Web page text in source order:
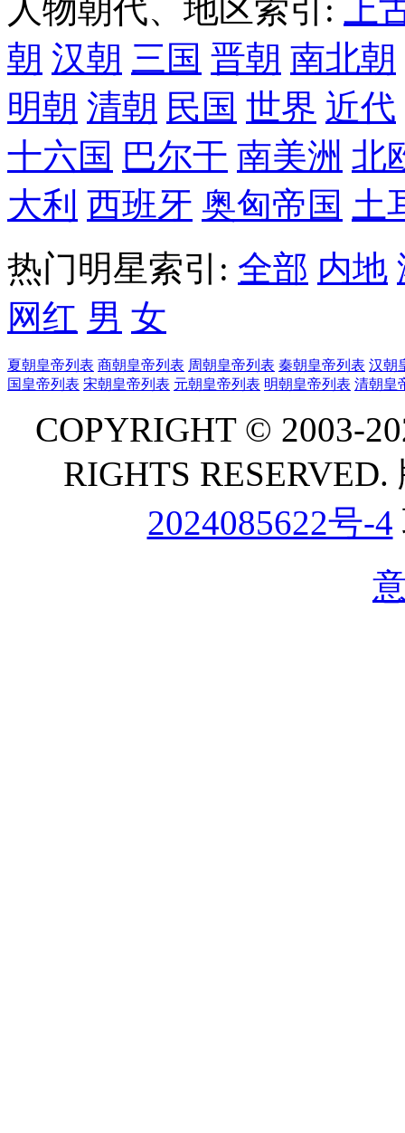
人物朝代、地区索引:
上
朝 汉朝 三国 晋朝 南北朝
明朝 清朝 民国 世界 近代
十六国 巴尔干 南美洲 北
大利 西班牙 奥匈帝国 土
热门明星索引: 全部 内地
网红 男 女
夏朝皇帝列表 商朝皇帝列表 周朝皇帝列表 秦朝皇帝列表 汉朝
国皇帝列表 宋朝皇帝列表 元朝皇帝列表 明朝皇帝列表 清朝皇
COPYRIGHT © 2003-
RIGHTS
2024085622号-4